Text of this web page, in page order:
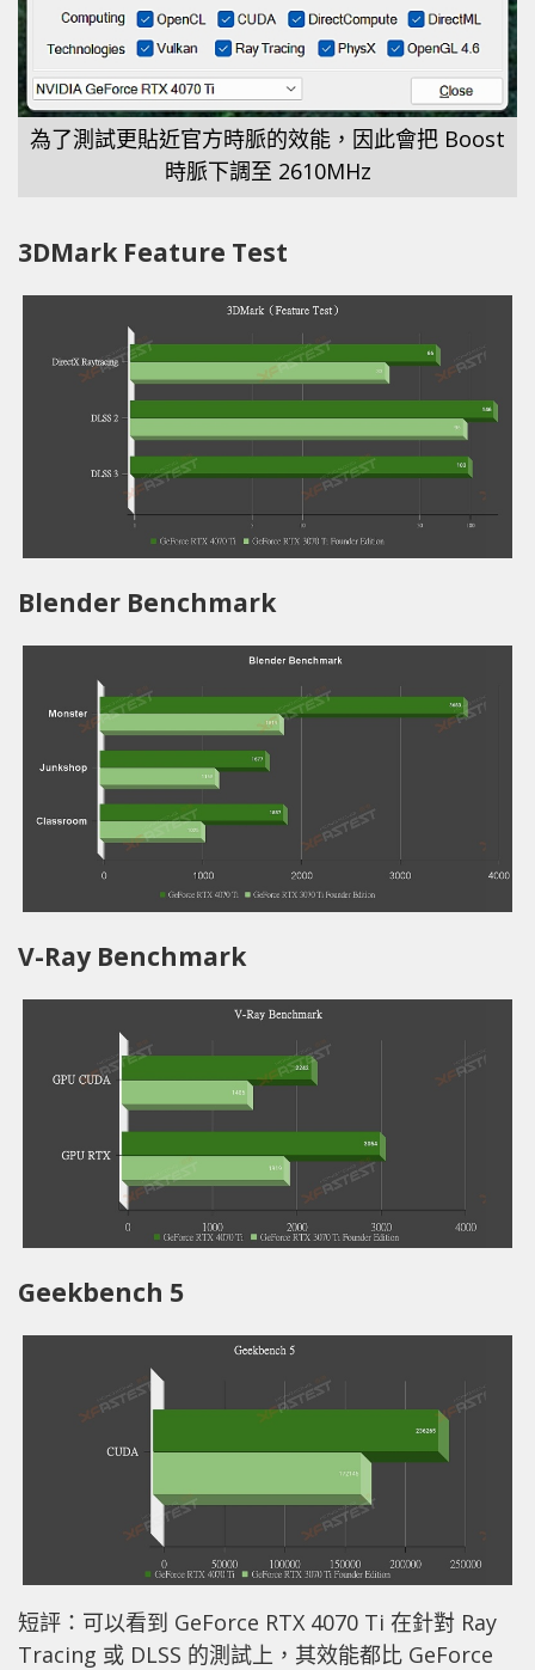
為了測試更貼近官方時脈的效能，因此會把 Boost
時脈下調至 2610MHz
3DMark Feature Test
Blender Benchmark
V-Ray Benchmark
Geekbench 5
短評：可以看到 GeForce RTX 4070 Ti 在針對 Ray
Tracing 或 DLSS 的測試上，其效能都比 GeForce